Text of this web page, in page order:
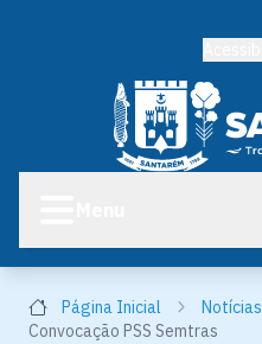
Página Inicial Notícias
Convocação PSS Semtras